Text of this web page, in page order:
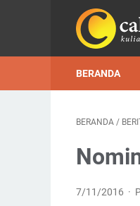
BERANDA
BERANDA /
7/11/2016